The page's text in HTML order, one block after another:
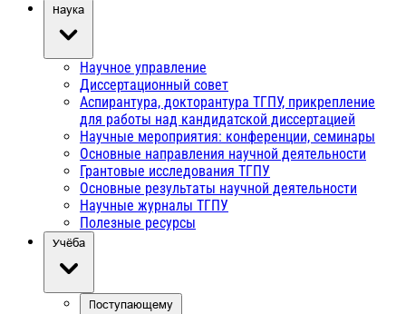
Наука
Научное управление
Диссертационный совет
Аспирантура, докторантура ТГПУ, прикрепление
для работы над кандидатской диссертацией
Научные мероприятия: конференции, семинары
Основные направления научной деятельности
Грантовые исследования ТГПУ
Основные результаты научной деятельности
Научные журналы ТГПУ
Полезные ресурсы
Учёба
Поступающему